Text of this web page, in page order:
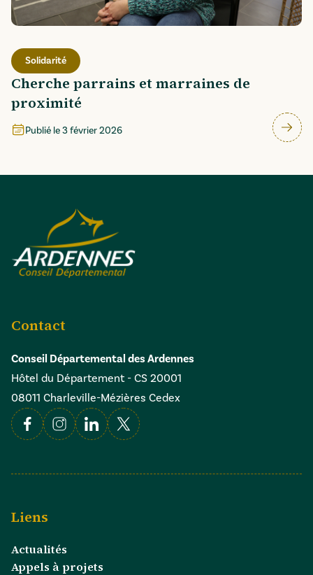
Solidarité
Cherche parrains et marraines de
proximité
Publié le3 février 2026
Contact
Conseil Départemental des Ardennes
Hôtel du Département - CS 20001
08011 Charleville-Mézières Cedex
FacebookInstagramLinkedin
X
Liens
Actualités
Appels à projets